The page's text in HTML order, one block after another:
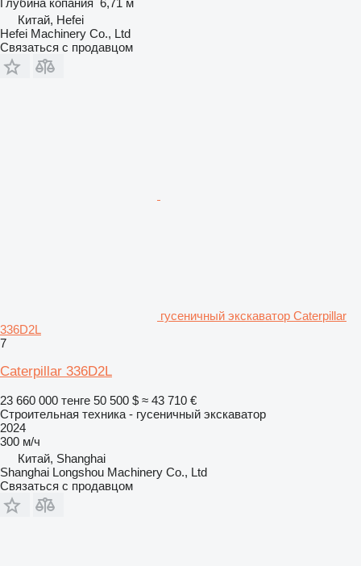
Китай, Hefei
Hefei Machinery Co., Ltd
Связаться с продавцом
гусеничный экскаватор Caterpillar
336D2L
7
Caterpillar 336D2L
23 660 000 тенге 50 500 $ ≈ 43 710 €
Строительная техника - гусеничный экскаватор
2024
300 м/ч
Китай, Shanghai
Shanghai Longshou Machinery Co., Ltd
Связаться с продавцом